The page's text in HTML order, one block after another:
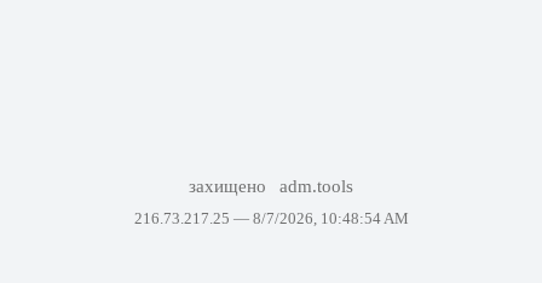
захищено adm.tools
216.73.217.25 — 8/7/2026, 10:48:54 AM